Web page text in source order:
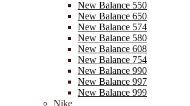
New Balance 550
New Balance 650
New Balance 574
New Balance 580
New Balance 608
New Balance 754
New Balance 990
New Balance 997
New Balance 999
Nike